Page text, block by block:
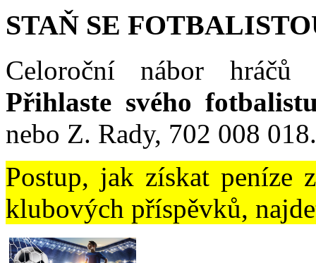
STAŇ SE
Celoroční nábor hráčů
Přihlaste svého
nebo Z. Rady, 702 008 018.
Postup, jak získat peníze
klubových příspěvků,